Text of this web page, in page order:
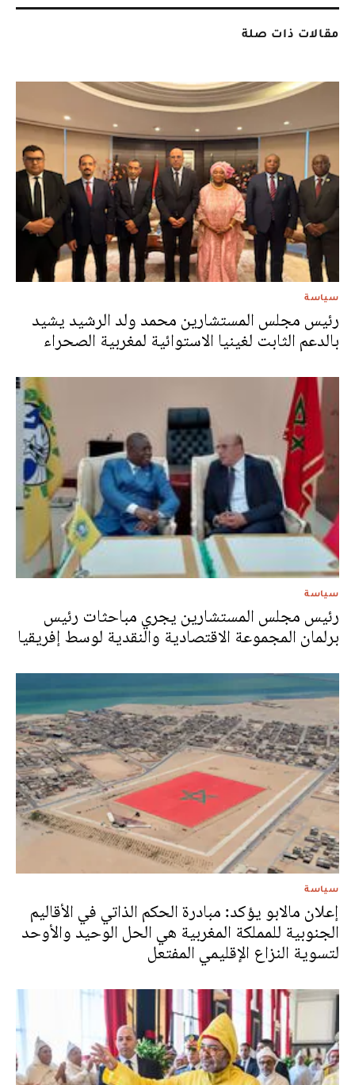
مقالات ذات صلة
سياسة
رئيس مجلس المستشارين محمد ولد الرشيد يشيد
بالدعم الثابت لغينيا الاستوائية لمغربية الصحراء
سياسة
رئيس مجلس المستشارين يجري مباحثات رئيس
برلمان المجموعة الاقتصادية والنقدية لوسط إفريقيا
سياسة
إعلان مالابو يؤكد: مبادرة الحكم الذاتي في الأقاليم
الجنوبية للمملكة المغربية هي الحل الوحيد والأوحد
لتسوية النزاع الإقليمي المفتعل